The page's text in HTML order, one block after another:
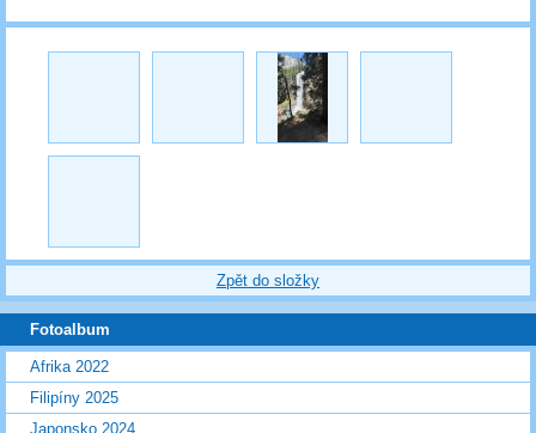
Zpět do složky
Fotoalbum
Afrika 2022
Filipíny 2025
Japonsko 2024